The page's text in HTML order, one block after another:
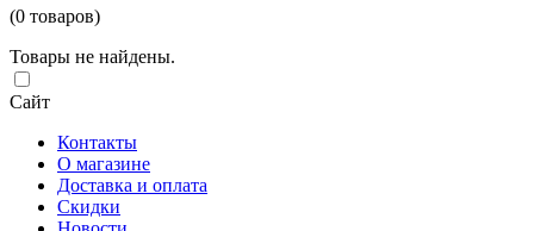
(0 товаров)
Товары не найдены.
Сайт
Контакты
О магазине
Доставка и оплата
Скидки